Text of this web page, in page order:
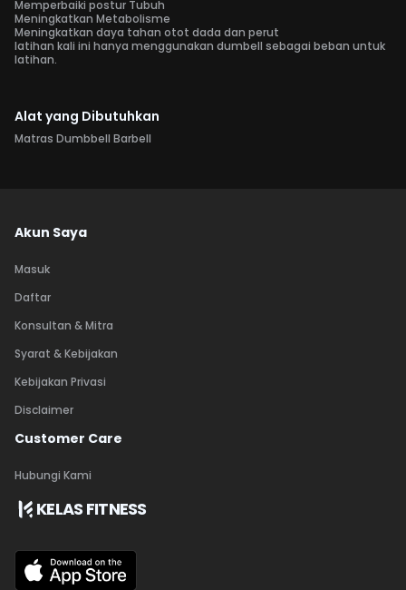
Memperbaiki postur Tubuh
Meningkatkan Metabolisme
Meningkatkan daya tahan otot dada dan perut
latihan kali ini hanya menggunakan dumbell sebagai beban untuk
latihan.
Alat yang Dibutuhkan
Matras Dumbbell Barbell
Akun Saya
Masuk
Daftar
Konsultan & Mitra
Syarat & Kebijakan
Kebijakan Privasi
Disclaimer
Customer Care
Hubungi Kami
KELAS FITNESS